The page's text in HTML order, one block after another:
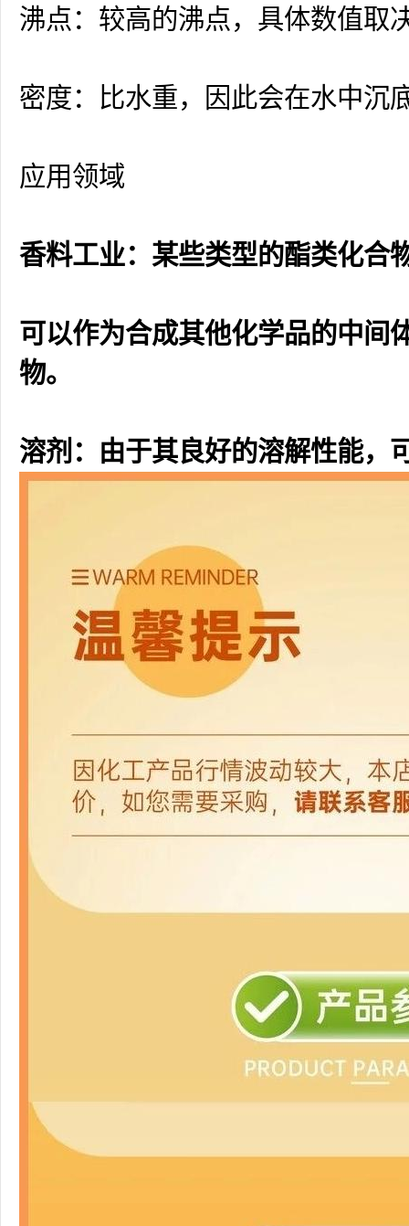
沸点：较高的沸点，具体数值取
密度：比水重，因此会在水中沉
应用领域
香料工业：某些类型的酯类化合
可以作为合成其他化学品的中间
物。
溶剂：由于其良好的溶解性能，